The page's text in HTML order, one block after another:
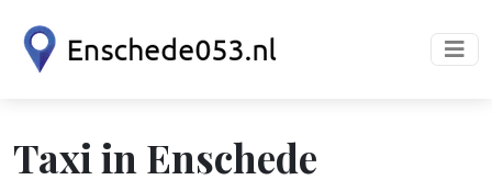
Taxi in Enschede